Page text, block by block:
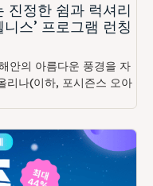
진정한 쉼과 럭셔리
스’ 프로그램 런칭
안의 아름다운 풍경을 자
리나(이하, 포시즌스 오아